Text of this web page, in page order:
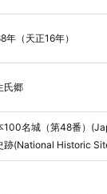
年（天正16年）
氏郷
100名城（第48番）
跡(National Historic